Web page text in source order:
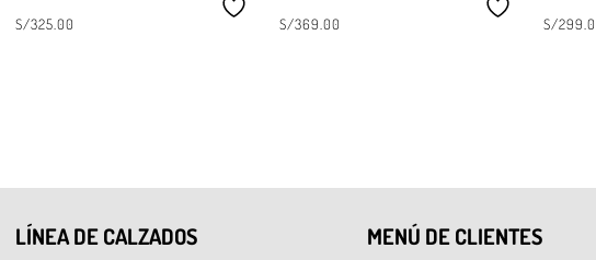
S/325.00 S/369.00 S/
LÍNEA DE CALZADOS MENÚ DE CLIENTES